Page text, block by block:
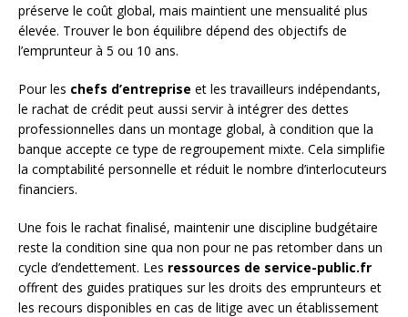
préserve le coût global, mais maintient une mensualité plus
élevée. Trouver le bon équilibre dépend des objectifs de
l’emprunteur à 5 ou 10 ans.
Pour les chefs d’entreprise et les travailleurs indépendants,
le rachat de crédit peut aussi servir à intégrer des dettes
professionnelles dans un montage global, à condition que la
banque accepte ce type de regroupement mixte. Cela simplifie
la comptabilité personnelle et réduit le nombre d’interlocuteurs
financiers.
Une fois le rachat finalisé, maintenir une discipline budgétaire
reste la condition sine qua non pour ne pas retomber dans un
cycle d’endettement. Les ressources de service-public.fr
offrent des guides pratiques sur les droits des emprunteurs et
les recours disponibles en cas de litige avec un établissement